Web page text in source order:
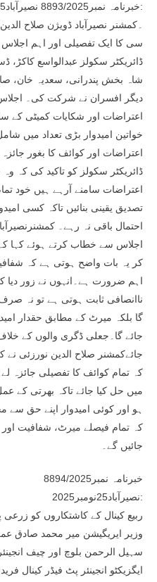
خبرنامہ نمبر8893/2025 نصیرآباد25نومبر2025:
۔کمشنر نصیرآباد ڈویژن صلاح
سی کا ایک تفصیلی اور اہم
ڈائریکٹر سکولز عبدالواسع
شاہ بخش پندرانی، سعدیہ خان،
دیگر افسران نے شرکت کی۔ اجلاس
اعتراضات اور شکایات کمیٹی کے
خواتین امیدوار بڑی تعداد میں
اعتراضات اور کوائف کا بغور
ڈائریکٹر سکولز کو تاکید کی کہ
اعتراضات سامنے آرہے ہیں خود
تصدیق یقینی بنائیں تاکہ کسی
احتمال باقی نہ رہے۔
اجلاس سے خطاب کرتے ہوئے کہا
کر یہ بات واضح ہوتی ہے کہ
اہم ضرورت ہے۔انہوں نے زور دیا
ناانصافی ثابت ہوتی ہے تو نہ
گا بلکہ میرٹ کے مطابق حقدار
جائے گا۔جعلی ڈگری والوں کے
جائےکمشنر صلاح الدین نورزئی
کہ تمام کوائف کا تفصیلی جائزہ
میں حل کیا جائے تاکہ بھرتی کے
ہو اور کوئی امیدوار اپنے حق سے
کہ تمام فیصلے میرٹ، شفافیت
جائیں گے۔
خبرنامہ نمبر8894/2025
نصیرآباد25نومبر2025:
ربیع کینال کے کاشتکاروں کو
وزیر ایریگیشن میر محمد صادق
سہیل الرحمن بلوچ اور چیف
ایگزیکٹو انجینئر پٹ فیڈر کینال